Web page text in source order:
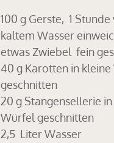
100 g Gerste, 1
kaltem Wasser
etwas Zwiebel fein
40 g Karotten in
geschnitten
20 g Stangensellerie
Würfel geschnitten
2,5 Liter Wasser